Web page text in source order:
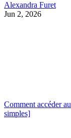
Alexandra Furet
Jun 2, 2026
Comment accéder
simples]